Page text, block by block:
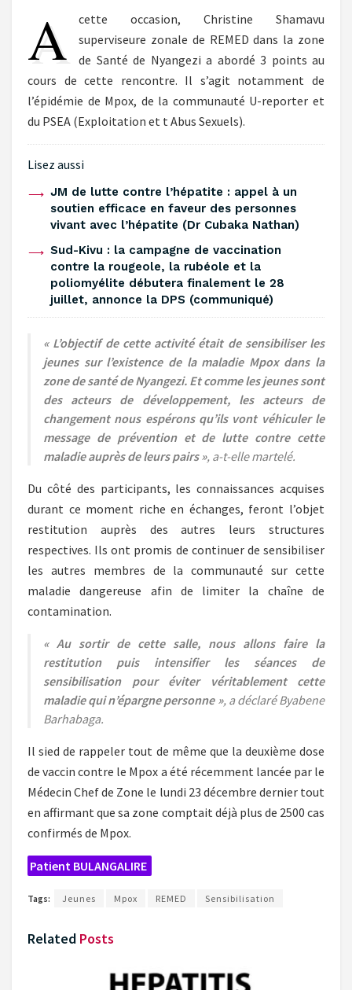
A
cette occasion, Christine Shamavu
superviseure zonale de REMED dans la zone
de Santé de Nyangezi a abordé 3 points au
cours de cette rencontre. Il s’agit notamment de
l’épidémie de Mpox, de la communauté U-reporter et
du PSEA (Exploitation et t Abus Sexuels).
Lisez aussi
‎JM de lutte contre l’hépatite : appel à un
soutien efficace en faveur des personnes
vivant avec l’hépatite (Dr Cubaka Nathan)
Sud-Kivu : la campagne de vaccination
contre la rougeole, la rubéole et la
poliomyélite débutera finalement le 28
juillet, annonce la DPS (communiqué)
« L’objectif de cette activité était de sensibiliser les
jeunes sur l’existence de la maladie Mpox dans la
zone de santé de Nyangezi. Et comme les jeunes sont
des acteurs de développement, les acteurs de
changement nous espérons qu’ils vont véhiculer le
message de prévention et de lutte contre cette
maladie auprès de leurs pairs », a-t-elle martelé.
Du côté des participants, les connaissances acquises
durant ce moment riche en échanges, feront l’objet
restitution auprès des autres leurs structures
respectives. Ils ont promis de continuer de sensibiliser
les autres membres de la communauté sur cette
maladie dangereuse afin de limiter la chaîne de
contamination.
« Au sortir de cette salle, nous allons faire la
restitution puis intensifier les séances de
sensibilisation pour éviter véritablement cette
maladie qui n’épargne personne », a déclaré Byabene
Barhabaga.
Il sied de rappeler tout de même que la deuxième dose
de vaccin contre le Mpox a été récemment lancée par le
Médecin Chef de Zone le lundi 23 décembre dernier tout
en affirmant que sa zone comptait déjà plus de 2500 cas
confirmés de Mpox.
Patient BULANGALIRE
Tags: Jeunes Mpox REMED Sensibilisation
Related Posts